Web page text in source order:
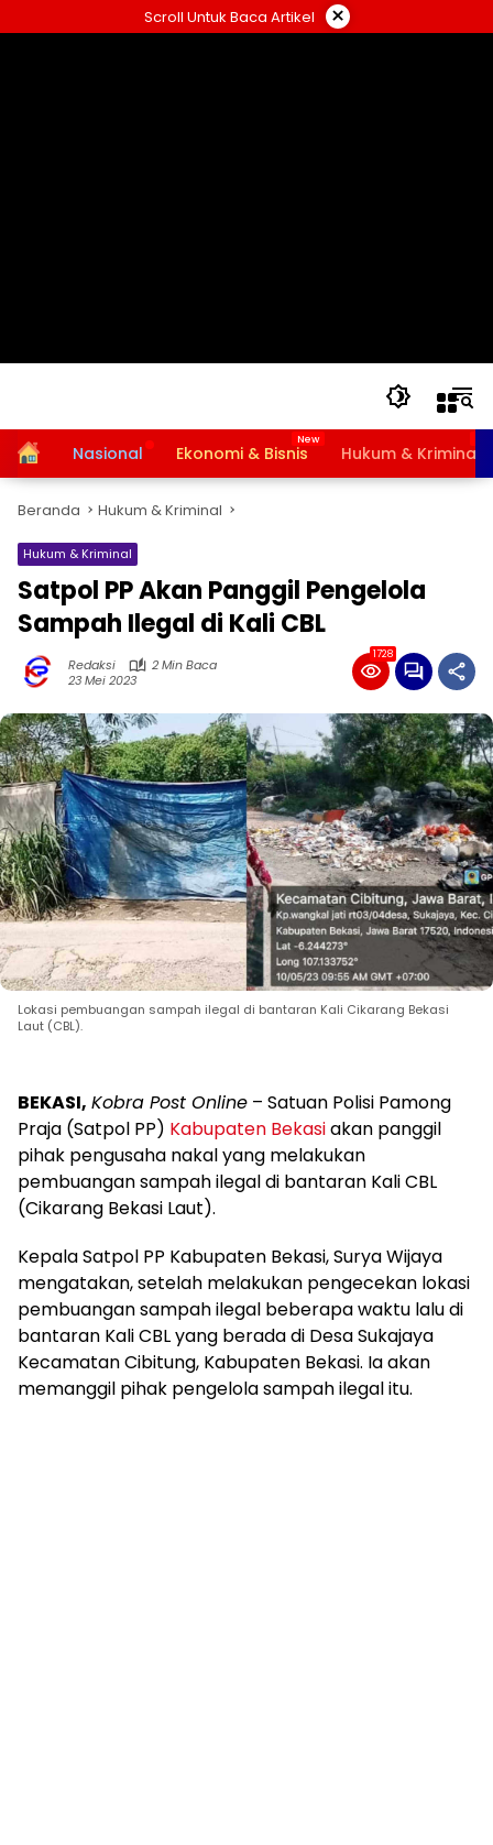
ke
Scroll Untuk Baca Artikel ×
HomeNasional Ekonomi & Bisnis Hukum & Kriminal
Beranda Hukum & Kriminal
Hukum & Kriminal
Satpol PP Akan Panggil Pengelola
Sampah Ilegal di Kali CBL
Redaksi
2 Min Baca
23 Mei 2023
1728
Lokasi pembuangan sampah ilegal di bantaran Kali Cikarang Bekasi
Laut (CBL).
BEKASI, Kobra Post Online – Satuan Polisi Pamong
Praja (Satpol PP) Kabupaten Bekasiakan panggil
pihak pengusaha nakal yang melakukan
pembuangan sampah ilegal di bantaran Kali CBL
(Cikarang Bekasi Laut).
Kepala Satpol PP Kabupaten Bekasi, Surya Wijaya
mengatakan, setelah melakukan pengecekan lokasi
pembuangan sampah ilegal beberapa waktu lalu di
bantaran Kali CBL yang berada di Desa Sukajaya
Kecamatan Cibitung, Kabupaten Bekasi. Ia akan
memanggil pihak pengelola sampah ilegal itu.